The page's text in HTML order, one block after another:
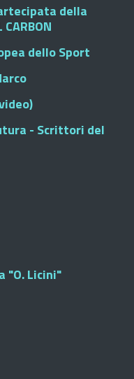
della
dello Sport
- Scrittori del
"O. Licini"